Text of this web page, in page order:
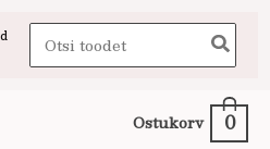
Search
for:
Ostukorv 0